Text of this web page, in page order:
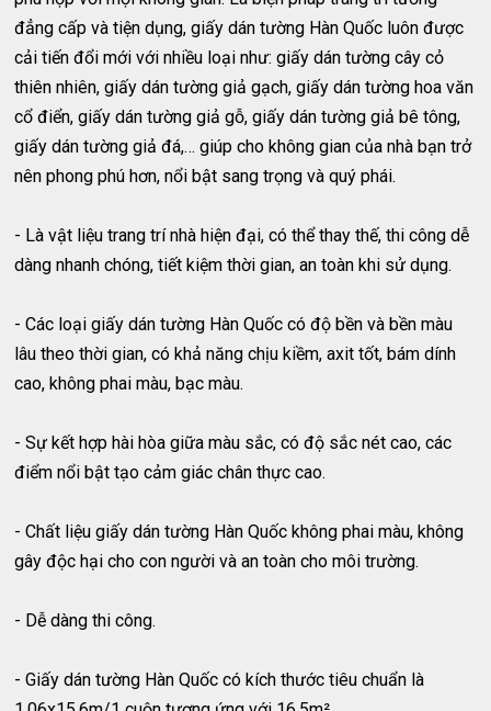
đẳng cấp và tiện dụng, giấy dán tường Hàn Quốc luôn được
cải tiến đổi mới với nhiều loại như: giấy dán tường cây cỏ
thiên nhiên, giấy dán tường giả gạch, giấy dán tường hoa văn
cổ điển, giấy dán tường giả gỗ, giấy dán tường giả bê tông,
giấy dán tường giả đá,… giúp cho không gian của nhà bạn trở
nên phong phú hơn, nổi bật sang trọng và quý phái.
- Là vật liệu trang trí nhà hiện đại, có thể thay thế, thi công dễ
dàng nhanh chóng, tiết kiệm thời gian, an toàn khi sử dụng.
- Các loại giấy dán tường Hàn Quốc có độ bền và bền màu
lâu theo thời gian, có khả năng chịu kiềm, axit tốt, bám dính
cao, không phai màu, bạc màu.
- Sự kết hợp hài hòa giữa màu sắc, có độ sắc nét cao, các
điểm nổi bật tạo cảm giác chân thực cao.
- Chất liệu giấy dán tường Hàn Quốc không phai màu, không
gây độc hại cho con người và an toàn cho môi trường.
- Dễ dàng thi công.
- Giấy dán tường Hàn Quốc có kích thước tiêu chuẩn là